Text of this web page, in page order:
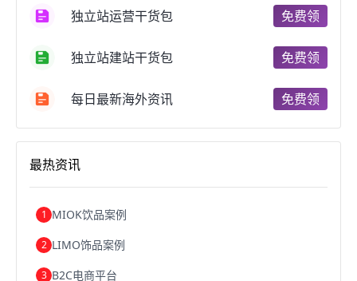
跨境电商费用美国跨境电商
天津跨境电商东南亚跨境电商
跨境电商b2b阿里巴巴跨境电商
跨境电商关税
跨境电商建站
浙江跨境电商宁波跨境电商跨境电商的模式
跨境电商优势跨境电商的优势
独立站运营干货包 免费领
独立站建站干货包 免费领
每日最新海外资讯 免费领
最热资讯
1 MIOK饮品案例
2 LIMO饰品案例
3 B2C电商平台